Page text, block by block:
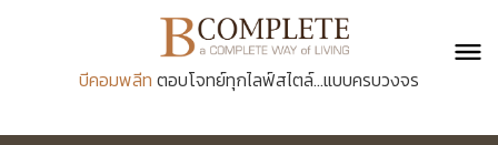
บีคอมพลีท ตอบโจทย์ทุกไลฟ์สไตล์...แบบครบวงจร